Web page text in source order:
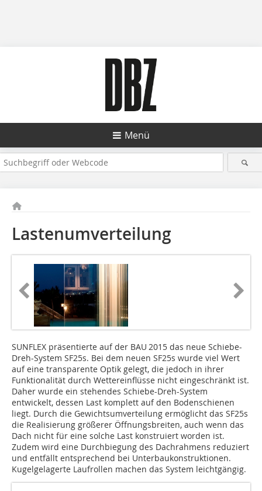
Menü
Lastenumverteilung
SUNFLEX präsentierte auf der BAU 2015 das neue Schiebe-
Dreh-System SF25s. Bei dem neuen SF25s wurde viel Wert
auf eine transparente Optik gelegt, die jedoch in ihrer
Funktionalität durch Wettereinflüsse nicht eingeschränkt ist.
Daher wurde ein stehendes Schiebe-Dreh-System
entwickelt, dessen Last komplett auf den Bodenschienen
liegt. Durch die Gewichtsumverteilung ermöglicht das SF25s
die Realisierung größerer Öffnungsbreiten, auch wenn das
Dach nicht für eine solche Last konstruiert worden ist.
Zudem wird eine Durchbiegung des Dachrahmens reduziert
und entfällt entsprechend bei Unterbaukonstruktionen.
Kugelgelagerte Laufrollen machen das System leichtgängig.